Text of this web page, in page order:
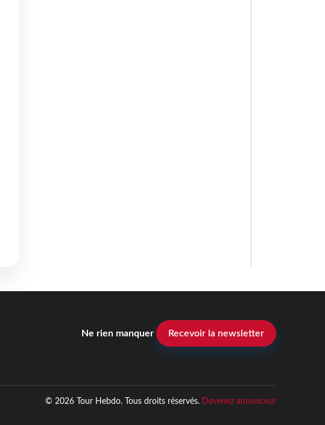
Ne rien manquer Recevoir la newsletter
© 2026 Tour Hebdo. Tous droits réservés. Devenez annonceur